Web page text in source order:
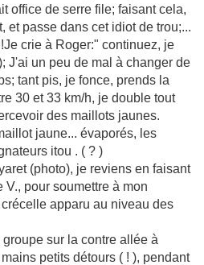
office de serre file; faisant cela,
et passe dans cet idiot de trou;...
crie à Roger:" continuez, je
J'ai un peu de mal à changer de
tant pis, je fonce, prends la
30 et 33 km/h, je double tout
des maillots jaunes.
jaune... évaporés, les
itou . ( ? )
(photo), je reviens en faisant
V., pour soumettre à mon
apparu au niveau des
sur la contre allée à
petits détours ( ! ), pendant